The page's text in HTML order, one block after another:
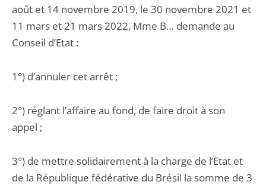
août et 14 novembre 2019, le 30 novembre 2021 et
11 mars et 21 mars 2022, Mme B… demande au
Conseil d’Etat :
1°) d’annuler cet arrêt ;
2°) réglant l’affaire au fond, de faire droit à son
appel ;
3°) de mettre solidairement à la charge de l’Etat et
de la République fédérative du Brésil la somme de 3